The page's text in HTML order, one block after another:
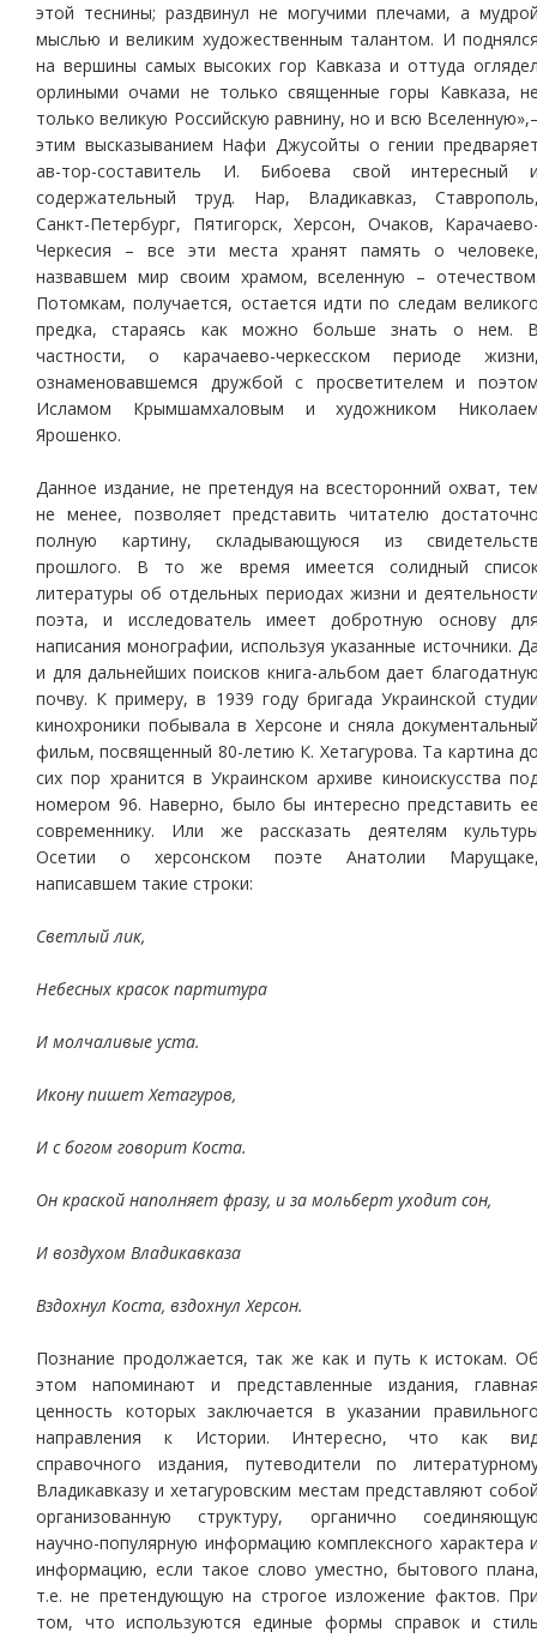
этой теснины; раздвинул не могучими плечами, а
мыслью и великим художественным талантом. И
на вершины самых высоких гор Кавказа и оттуда
орлиными очами не только священные горы Кавказа,
только великую Российскую равнину, но и всю
этим высказыванием Нафи Джусойты о гении
ав-тор-составитель И. Бибоева свой интересный
содержательный труд. Нар, Владикавказ,
Санкт-Петербург, Пятигорск, Херсон, Очаков,
Черкесия – все эти места хранят память о
назвавшем мир своим храмом, вселенную –
Потомкам, получается, остается идти по следам
предка, стараясь как можно больше знать о нем.
частности, о карачаево-черкесском периоде
ознаменовавшемся дружбой с просветителем и
Исламом Крымшамхаловым и художником
Ярошенко.
Данное издание, не претендуя на всесторонний охват,
не менее, позволяет представить читателю
полную картину, складывающуюся из
прошлого. В то же время имеется солидный
литературы об отдельных периодах жизни и
поэта, и исследователь имеет добротную основу
написания монографии, используя указанные источники.
и для дальнейших поисков книга-альбом дает
почву. К примеру, в 1939 году бригада Украинской
кинохроники побывала в Херсоне и сняла
фильм, посвященный 80-летию К. Хетагурова. Та картина
сих пор хранится в Украинском архиве киноискусства
номером 96. Наверно, было бы интересно представить
современнику. Или же рассказать деятелям
Осетии о херсонском поэте Анатолии
написавшем такие строки:
Светлый лик,
Небесных красок партитура
И молчаливые уста.
Икону пишет Хетагуров,
И с богом говорит Коста.
Он краской наполняет фразу, и за мольберт уходит сон,
И воздухом Владикавказа
Вздохнул Коста, вздохнул Херсон.
Познание продолжается, так же как и путь к истокам.
этом напоминают и представленные издания,
ценность которых заключается в указании
направления к Истории. Интересно, что как
справочного издания, путеводители по
Владикавказу и хетагуровским местам представляют
организованную структуру, органично
научно-популярную информацию комплексного характера
информацию, если такое слово уместно, бытового
т.е. не претендующую на строгое изложение фактов.
том, что используются единые формы справок и